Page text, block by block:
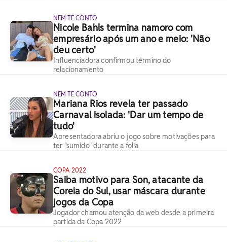
NEM TE CONTO
Nicole Bahls termina namoro com
empresário após um ano e meio: 'Não
deu certo'
Influenciadora confirmou término do
relacionamento
NEM TE CONTO
Mariana Rios revela ter passado
Carnaval isolada: 'Dar um tempo de
tudo'
Apresentadora abriu o jogo sobre motivações para
ter "sumido" durante a folia
COPA 2022
Saiba motivo para Son, atacante da
Coreia do Sul, usar máscara durante
jogos da Copa
Jogador chamou atenção da web desde a primeira
partida da Copa 2022